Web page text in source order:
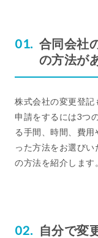
合同会社
の方法が
株式会社の変更登記
申請をするには3つ
る手間、時間、費
った方法をお選び
の方法を紹介します。
自分で変